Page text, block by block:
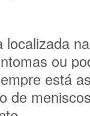
ou
está
de